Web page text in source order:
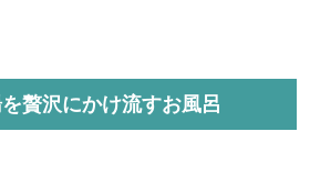
贅沢にかけ流すお風呂